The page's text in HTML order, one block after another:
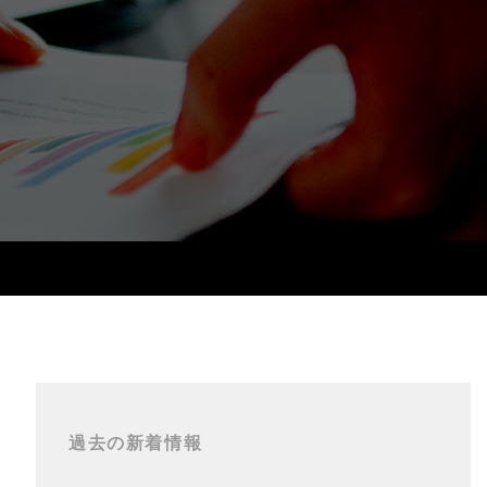
過去の新着情報